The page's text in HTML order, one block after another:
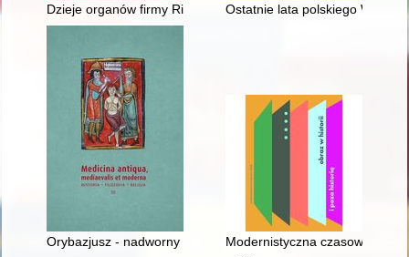
Dzieje organów firmy Rieger w kościele pw. św. Antoniego w
Ostatnie lata polskiego Wilna
Orybazjusz - nadworny lekarz i przyjaciel cesarza Juliana
Modernistyczna czasowość i